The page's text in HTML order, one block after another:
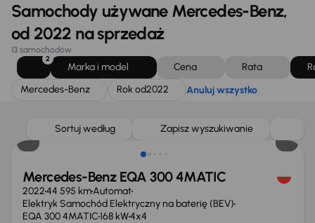
Samochody używane Mercedes-Benz,
od 2022 na sprzedaż
13 samochodów
2
Marka i model Cena Rata
Mercedes-Benz
Rok od2022 Anuluj wszystko
Sortuj według Zapisz wyszukiwanie
Możliwość odliczenia VAT
Mercedes-Benz EQA 300 4MATIC
202244 595 kmAutomat
Elektryk Samochód Elektryczny na baterię (BEV)
EQA 300 4MATIC168 kW4x4